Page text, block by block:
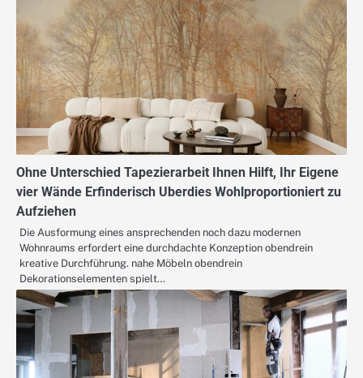
Ohne Unterschied Tapezierarbeit Ihnen Hilft, Ihr Eigene
vier Wände Erfinderisch Uberdies Wohlproportioniert zu
Aufziehen
Die Ausformung eines ansprechenden noch dazu modernen
Wohnraums erfordert eine durchdachte Konzeption obendrein
kreative Durchführung. nahe Möbeln obendrein
Dekorationselementen spielt…